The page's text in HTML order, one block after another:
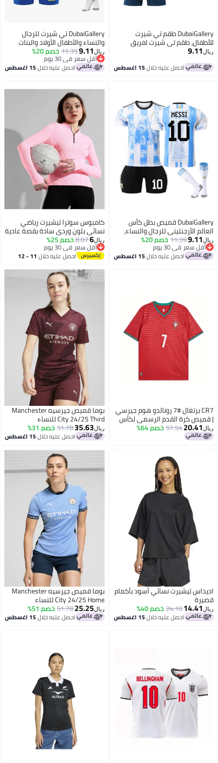
DubaiGallery طقم تي شيرت
للأطفال، طقم تي شيرت لفريق
الرياض رقم 7، طقم بدلة كرة قدم
بطبعة جيرسي صفراء
ريال 9.11
احصل عليه خلال15 اغسطس
DubaiGallery تي شيرت للرجال
والنساء والأطفال الأولاد والبنات
طقم زي الفريق الوطني والأندية
بأكمام قصيرة وشورتات رياضية
مطبوعة
ريال 9.11
11.39خصم 20%
أقل سعر في 30 يوم
أقل سعر في 30 يوماحصل عليه خلال15 اغسطس
DubaiGallery قميص بطل كأس
العالم الأرجنتيني للرجال والنساء،
طقم تي شيرت للأولاد والبنات، طقم
ملابس للمنتخب الوطني والأندية،
شورت رياضي بأكمام قصيرة مطبوع
ريال 9.11
11.39خصم 20%
أقل سعر في 30 يوم
أقل سعر في 30 يوماحصل عليه خلال15 اغسطس 2
كامبوس سوترا تيشيرت رياضي
نسائي بلون وردي سادة بقصة عادية
ريال6
8.07خصم 25%
أقل سعر في 30 يوم
أقل سعر في 30 يوماحصل عليه خلال 11 - 12
اغسطس
CR7 برتغال #7 رونالدو هوم جيرسي
| قميص كرة القدم الرسمي لكأس
العالم - نسخة المعجبين
ريال20.41
57.54خصم 64%
بوما قميص جيرسيه Manchester
City 24/25 Third للنساء
ريال35.63
51.78خصم 31%
احصل عليه خلال15 اغسطس
اديداس تيشيرت نسائي أسود بأكمام
قصيرة
ريال14.41
24.10خصم 40%
احصل عليه خلال15 اغسطس
بوما قميص جيرسيه Manchester
City 24/25 Home للنساء
ريال25.25
51.78خصم 51%
احصل عليه خلال15 اغسطس